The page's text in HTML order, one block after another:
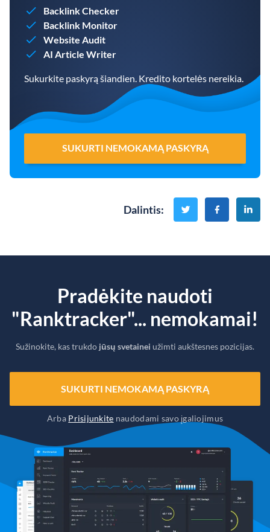
Backlink Checker
Backlink Monitor
Website Audit
AI Article Writer
Sukurkite paskyrą šiandien. Kredito kortelės nereikia.
SUKURTI NEMOKAMĄ PASKYRĄ
Dalintis:
Pradėkite naudoti
"Ranktracker"... nemokamai!
Sužinokite, kas trukdo jūsų svetainei užimti aukštesnes pozicijas.
SUKURTI NEMOKAMĄ PASKYRĄ
Arba Prisijunkite naudodami savo įgaliojimus